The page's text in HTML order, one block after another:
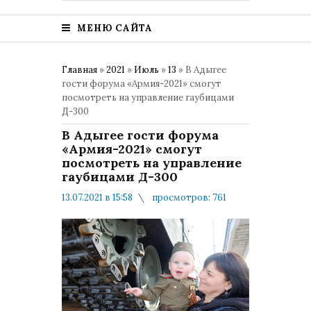
МЕНЮ САЙТА
Главная »2021 » Июль »13 » В Адыгее
гости форума «Армия-2021» смогут
посмотреть на управление гаубицами
Д-300
В Адыгее гости форума
«Армия-2021» смогут
посмотреть на управление
гаубицами Д-300
13.07.2021 в 15:58
просмотров: 761
Консультация юриста